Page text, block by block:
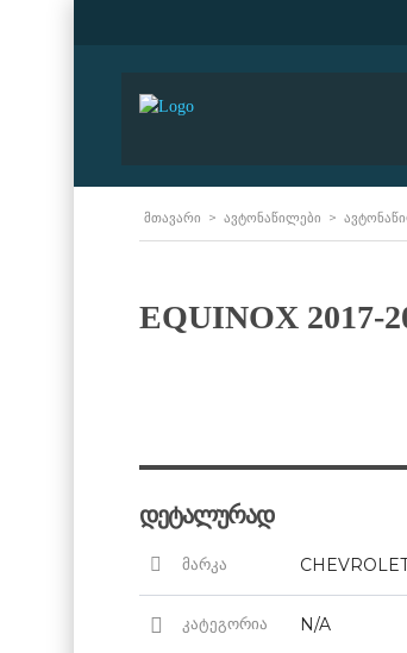
ᲛᲗᲐᲕᲐᲠᲘ > ᲐᲕᲢᲝᲜᲐᲬᲘᲚᲔᲑᲘ >
EQUINOX 2017-
დეტალურად
მარკა
კატეგორია N/A